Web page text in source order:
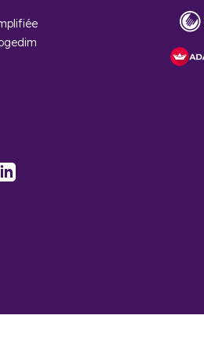
de Bourg
LinkedIn